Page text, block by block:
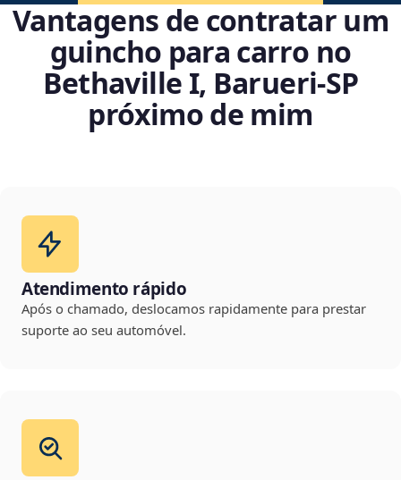
Vantagens de contratar um
guincho para carro no
Bethaville I, Barueri‑SP
próximo de mim
Atendimento rápido
Após o chamado, deslocamos rapidamente para prestar
suporte ao seu automóvel.